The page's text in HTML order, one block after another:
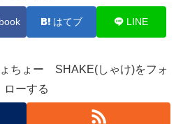
はてブ LINE
ちょー SHAKE(しゃけ)をフォ
ローする